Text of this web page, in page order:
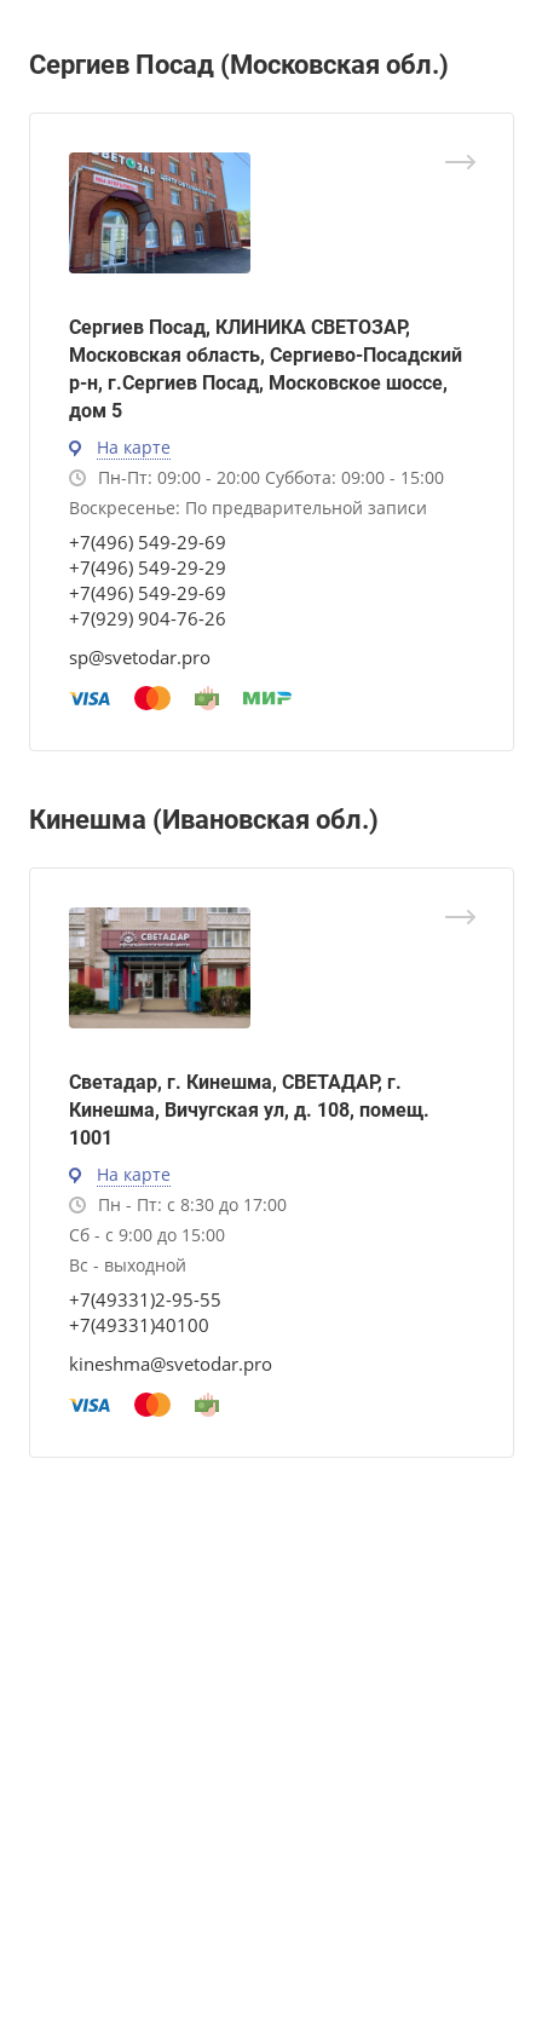
Сергиев Посад (Московская обл.)
Сергиев Посад, КЛИНИКА СВЕТОЗАР,
Московская область, Сергиево-Посадский
р-н, г.Сергиев Посад, Московское шоссе,
дом 5
На карте
Пн-Пт: 09:00 - 20:00 Суббота: 09:00 - 15:00
Воскресенье: По предварительной записи
+7(496) 549-29-69
+7(496) 549-29-29
+7(496) 549-29-69
+7(929) 904-76-26
sp@svetodar.pro
Кинешма (Ивановская обл.)
Светадар, г. Кинешма, СВЕТАДАР, г.
Кинешма, Вичугская ул, д. 108, помещ.
1001
На карте
Пн - Пт: с 8:30 до 17:00
Сб - с 9:00 до 15:00
Вс - выходной
+7(49331)2-95-55
+7(49331)40100
kineshma@svetodar.pro